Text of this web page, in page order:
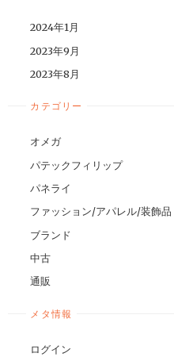
2024年1月
2023年9月
2023年8月
カテゴリー
オメガ
パテックフィリップ
パネライ
ファッション/アパレル/装飾品
ブランド
中古
通販
メタ情報
ログイン